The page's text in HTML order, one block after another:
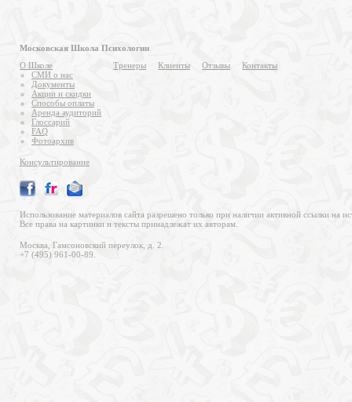
Московская Школа Психологии
О Школе
СМИ о нас
Документы
Акции и скидки
Способы оплаты
Аренда аудиторий
Глоссарий
FAQ
Фотоархив
Тренеры Клиенты Отзывы Контакты
Консультирование
Использование материалов сайта разрешено только при наличии активной ссылки на
Все права на картинки и тексты принадлежат их авторам.
Москва, Гамсоновский переулок, д. 2.
+7 (495) 961-00-89.